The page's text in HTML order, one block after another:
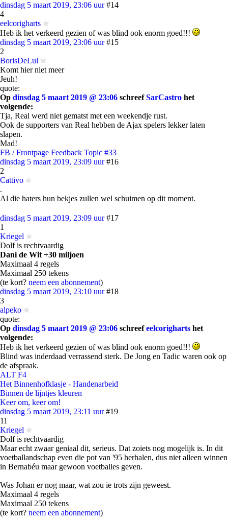
dinsdag 5 maart 2019, 23:06 uur #14
4
eelcorigharts
Heb ik het verkeerd gezien of was blind ook enorm goed!!!
dinsdag 5 maart 2019, 23:06 uur #15
2
BorisDeLul
Komt hier niet meer
Jeuh!
quote:
Op dinsdag 5 maart 2019 @ 23:06 schreefSarCastro het
volgende:
Tja, Real werd niet gematst met een weekendje rust.
Ook de supporters van Real hebben de Ajax spelers lekker laten
slapen.
Mad!
FB / Frontpage Feedback Topic #33
dinsdag 5 maart 2019, 23:09 uur #16
2
Cattivo
.
Al die haters hun bekjes zullen wel schuimen op dit moment.
dinsdag 5 maart 2019, 23:09 uur #17
1
Kriegel
Dolf is rechtvaardig
Dani de Wit +30 miljoen
Maximaal 4 regels
Maximaal 250 tekens
(te kort? neem een abonnement)
dinsdag 5 maart 2019, 23:10 uur #18
3
alpeko
quote:
Op dinsdag 5 maart 2019 @ 23:06 schreefeelcorigharts het
volgende:
Heb ik het verkeerd gezien of was blind ook enorm goed!!!
Blind was inderdaad verrassend sterk. De Jong en Tadic waren ook op
de afspraak.
ALT F4
Het Binnenhofklasje - Handenarbeid
Binnen de lijntjes kleuren
Keer om, keer om!
dinsdag 5 maart 2019, 23:11 uur #19
11
Kriegel
Dolf is rechtvaardig
Maar echt zwaar geniaal dit, serieus. Dat zoiets nog mogelijk is. In dit
voetballandschap even die pot van '95 herhalen, dus niet alleen winnen
in Bernabéu maar gewoon voetballes geven.
Was Johan er nog maar, wat zou ie trots zijn geweest.
Maximaal 4 regels
Maximaal 250 tekens
(te kort? neem een abonnement)